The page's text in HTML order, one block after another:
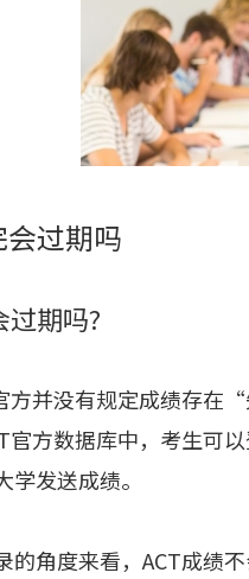
会过期吗
过期吗?
方并没有规定成绩存
官方数据库中，考生可
发送成绩。
的角度来看，ACT成绩